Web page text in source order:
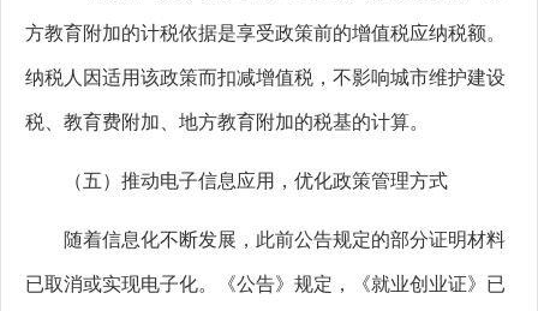
方教育附加的计税依据是享受政策前的增值税应纳税额。
纳税人因适用该政策而扣减增值税，不影响城市维护建设
税、教育费附加、地方教育附加的税基的计算。
（五）推动电子信息应用，优化政策管理方式
随着信息化不断发展，此前公告规定的部分证明材料
已取消或实现电子化。《公告》规定，《就业创业证》已